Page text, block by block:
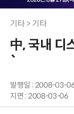
기타 > 기타
中, 국내 디
`
발행일 : 2008-03-
지면 :2008-03-06